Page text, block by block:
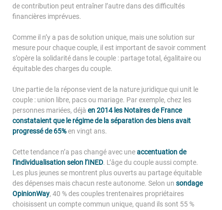
de contribution peut entraîner l’autre dans des difficultés
financières imprévues.
Comme il n’y a pas de solution unique, mais une solution sur
mesure pour chaque couple, il est important de savoir comment
s’opère la solidarité dans le couple : partage total, égalitaire ou
équitable des charges du couple.
Une partie de la réponse vient de la nature juridique qui unit le
couple : union libre, pacs ou mariage. Par exemple, chez les
personnes mariées, déjà en 2014 les Notaires de France
constataient que le régime de la séparation des biens avait
progressé de 65%en vingt ans.
Cette tendance n’a pas changé avec uneaccentuation de
l’individualisation selon l’INED. L’âge du couple aussi compte.
Les plus jeunes se montrent plus ouverts au partage équitable
des dépenses mais chacun reste autonome. Selon un sondage
OpinionWay, 40 % des couples trentenaires propriétaires
choisissent un compte commun unique, quand ils sont 55 %